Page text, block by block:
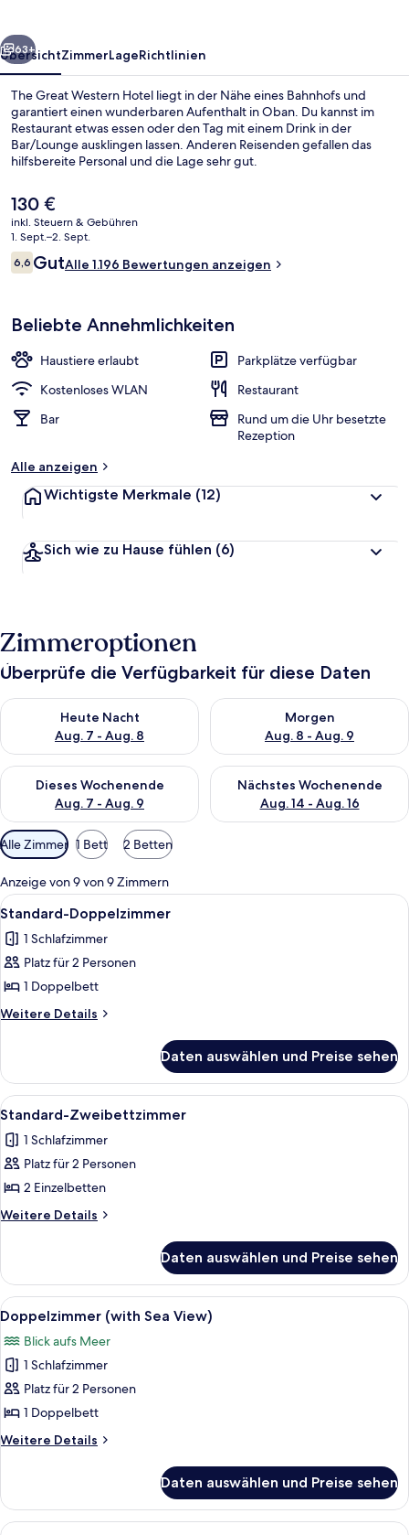
Weiter
63+
ÜbersichtZimmerLageRichtlinien
The Great Western Hotel liegt in der Nähe eines Bahnhofs und
garantiert einen wunderbaren Aufenthalt in Oban. Du kannst im
Restaurant etwas essen oder den Tag mit einem Drink in der
Bar/Lounge ausklingen lassen. Anderen Reisenden gefallen das
hilfsbereite Personal und die Lage sehr gut.
Der
aktuelle
Preis
beträgt
130 €.
130 €
inkl. Steuern & Gebühren
1. Sept.–2. Sept.
Bewertungen
6,66,6 von 10.
GutAlle 1.196 Bewertungen anzeigen
Beliebte Annehmlichkeiten
Haustiere erlaubt
Parkplätze verfügbar
Kostenloses WLAN
Restaurant
Bar
Rund um die Uhr besetzte
Rezeption
Alle anzeigen
Wichtigste Merkmale (12)
Sich wie zu Hause fühlen (6)
Zimmeroptionen
Überprüfe die Verfügbarkeit für diese Daten
Heute Nacht
Aug. 7 - Aug. 8
Überprüfe die Verfügbarkeit für heute Nacht, Aug. 7 - Aug. 8.
Morgen
Aug. 8 - Aug. 9
Überprüfe die Verfügbarkeit
Dieses Wochenende
Aug. 7 - Aug. 9
Überprüfe die Verfügbarkeit für dieses Wochenende, Aug. 7
Nächstes Wochenende
Aug. 14 - Aug. 16
Überprüfe die Verfügbarkeit
Verfügbare
Filter
für
Zimmer
Alle Zimmer 1 Bett 2 Betten
Anzeige von 9 von 9 Zimmern
Alle
Fotos
für
Standard-
Doppelzimmer
anzeigen
Ein ordentlich bezogenes Bett mit
9
Standard-Doppelzimmer
1 Schlafzimmer
Platz für 2 Personen
1 Doppelbett
Weitere Details
Weitere
Doppelzimmer
Daten auswählen und Preise sehen
Alle
Fotos
für
Standard-
Zweibettzimmer
anzeigen
Ein Hotelzimmer mit zwei Betten,
7
Standard-Zweibettzimmer
1 Schlafzimmer
Platz für 2 Personen
2 Einzelbetten
Weitere Details
Weitere
Zweibettzimmer
Daten auswählen und Preise sehen
Alle
Fotos
für
Doppelzimmer
(with
Sea
View)
anzeigen
Ein Hotelzimmer mit einem großen
13
Doppelzimmer (with Sea View)
Blick aufs Meer
1 Schlafzimmer
Platz für 2 Personen
1 Doppelbett
Weitere Details
Weitere
(with
Sea
Daten auswählen und Preise sehen
Ein Hotelzimmer mit Bett,